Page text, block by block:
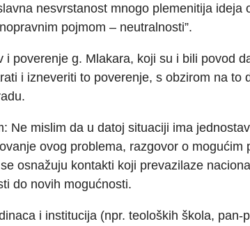
nesvrstanost mnogo plemenitija ideja
pojmom – neutralnosti”.
i poverenje g. Mlakara, koji su i bili povod
i izneveriti to poverenje, s obzirom na to
Ne mislim da u datoj situaciji ima
ovog problema, razgovor o mogućim
osnažuju kontakti koji prevazilaze
do novih mogućnosti.
i institucija (npr. teoloških škola, pan-